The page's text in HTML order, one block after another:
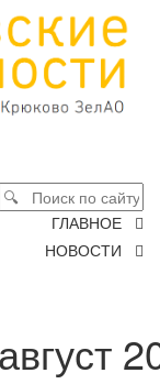
ГЛАВНОЕ
НОВОСТИ